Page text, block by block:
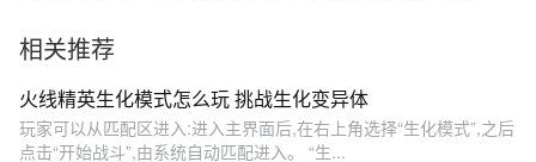
相关推荐
火线精英生化模式怎么玩 挑战生化变异体
玩家可以从匹配区进入:进入主界面后,在右上角选择“生化模式”,之后
点击“开始战斗”,由系统自动匹配进入。 “生...